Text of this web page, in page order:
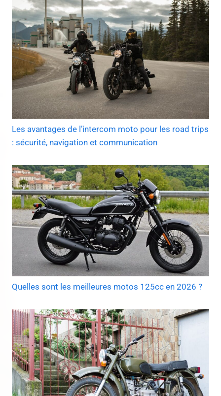
Les avantages de l’intercom moto pour les road trips
: sécurité, navigation et communication
Quelles sont les meilleures motos 125cc en 2026 ?